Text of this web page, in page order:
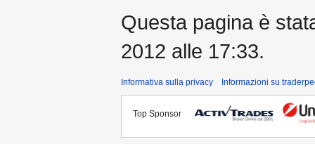
Questa pagina è
2012 alle 17:33.
Informativa sulla privacy Informazioni su
Top Sponsor